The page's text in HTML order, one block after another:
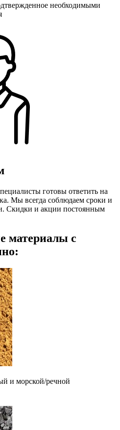
необходимыми
готовы ответить на
Мы всегда соблюдаем сроки и
Скидки и акции постоянным
материалы с
и морской/речной